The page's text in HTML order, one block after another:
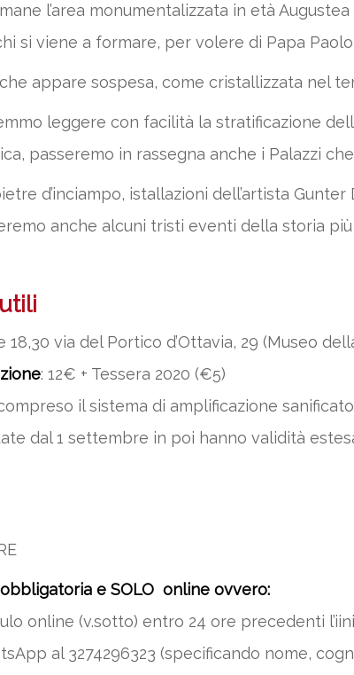
l’area monumentalizzata in età
si viene a formare, per volere di Papa Paolo
appare sospesa, come cristallizzata nel
leggere con facilità la stratificazione
passeremo in rassegna anche i Palazzi
d’inciampo, istallazioni dell’artista
anche alcuni tristi eventi della storia
18,30 via del Portico d’Ottavia, 29 (Museo
: 12€ + Tessera 2020 (€5)
il sistema di amplificazione
dal 1 settembre in poi hanno validità
e SOLO online ovvero:
online (v.sotto) entro 24 ore precedenti
al 3274296323 (specificando nome,